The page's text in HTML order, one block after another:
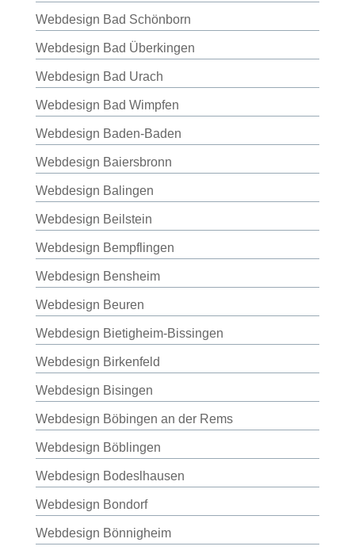
Webdesign Bad Schönborn
Webdesign Bad Überkingen
Webdesign Bad Urach
Webdesign Bad Wimpfen
Webdesign Baden-Baden
Webdesign Baiersbronn
Webdesign Balingen
Webdesign Beilstein
Webdesign Bempflingen
Webdesign Bensheim
Webdesign Beuren
Webdesign Bietigheim-Bissingen
Webdesign Birkenfeld
Webdesign Bisingen
Webdesign Böbingen an der Rems
Webdesign Böblingen
Webdesign Bodeslhausen
Webdesign Bondorf
Webdesign Bönnigheim